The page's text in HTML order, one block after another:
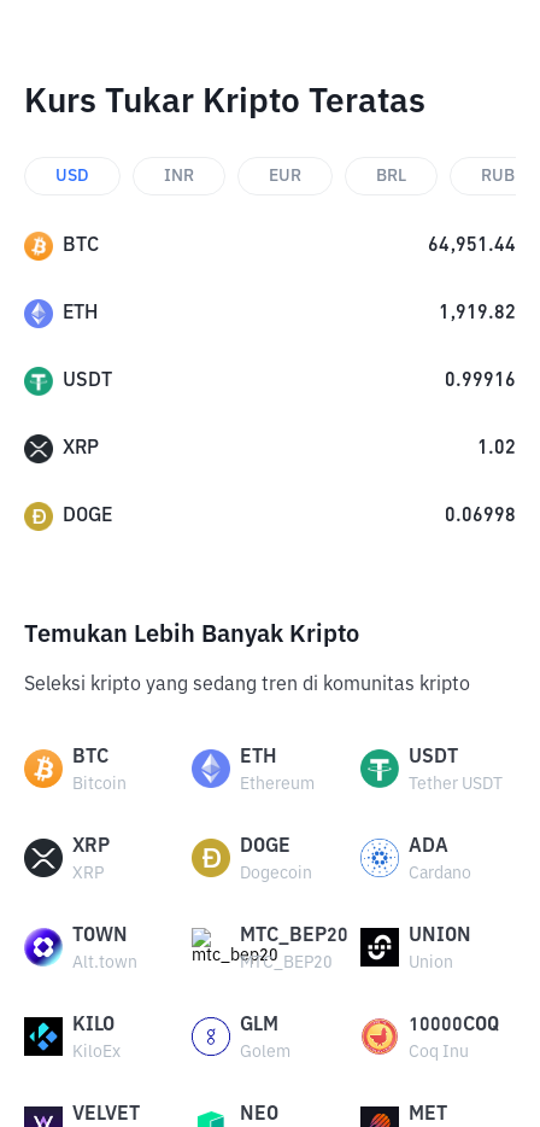
Kurs Tukar Kripto Teratas
USD INR EUR BRL RUB
BTC 64,951.44
ETH 1,919.82
USDT 0.99916
XRP 1.02
DOGE 0.06998
Temukan Lebih Banyak Kripto
Seleksi kripto yang sedang tren di komunitas kripto
BTC
Bitcoin
ETH
Ethereum
USDT
Tether USDT
XRP
XRP
DOGE
Dogecoin
ADA
Cardano
TOWN
Alt.town
MTC_BEP20
MTC_BEP20
UNION
Union
KILO
KiloEx
GLM
Golem
10000COQ
Coq Inu
VELVET NEO MET